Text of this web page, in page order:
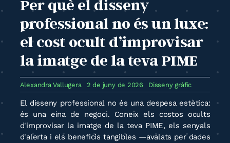
Per què el disseny
professional no és un luxe:
el cost ocult d’improvisar
la imatge de la teva PIME
Alexandra Vallugera 2 de juny de 2026 Disseny gràfic
El disseny professional no és una despesa estètica:
és una eina de negoci. Coneix els costos ocults
d'improvisar la imatge de la teva PIME, els senyals
d'alerta i els beneficis tangibles —avalats per dades